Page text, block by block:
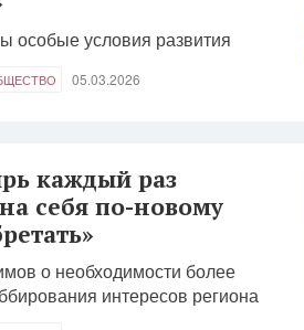
особые условия развития
05.03.2026
каждый раз
себя по-новому
о необходимости более
интересов региона